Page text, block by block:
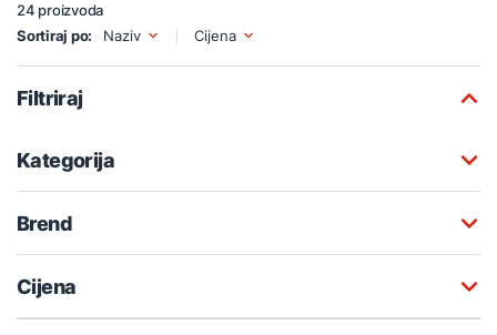
24 proizvoda
Sortiraj po:
Naziv Cijena
Filtriraj
Kategorija
Brend
Cijena